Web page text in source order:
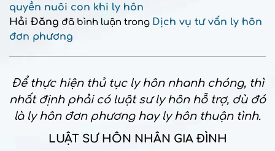
quyền nuôi con khi ly hôn
Hải Đăng đã bình luận trong Dịch vụ tư vấn ly hôn
đơn phương
Để thực hiện thủ tục ly hôn nhanh chóng, thì
nhất định phải có luật sư ly hôn hỗ trợ, dù đó
là ly hôn đơn phương hay ly hôn thuận tình.
LUẬT SƯ HÔN NHÂN GIA ĐÌNH